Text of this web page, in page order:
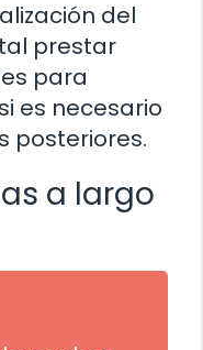
del
prestar
para
es necesario
posteriores.
a largo